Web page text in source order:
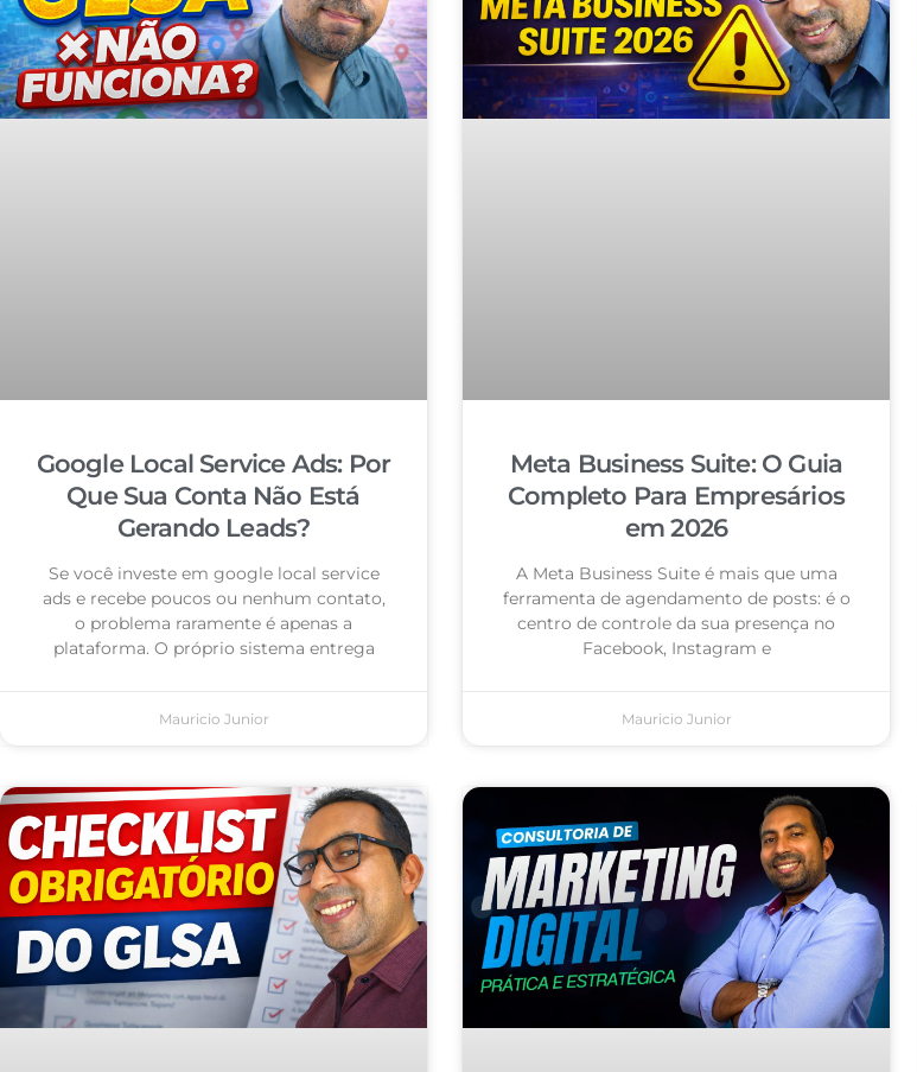
Google Local Service Ads: Por
Que Sua Conta Não Está
Gerando Leads?
Se você investe em google local service
ads e recebe poucos ou nenhum contato,
o problema raramente é apenas a
plataforma. O próprio sistema entrega
Mauricio Junior
Meta Business Suite: O Guia
Completo Para Empresários
em 2026
A Meta Business Suite é mais que uma
ferramenta de agendamento de posts: é o
centro de controle da sua presença no
Facebook, Instagram e
Mauricio Junior